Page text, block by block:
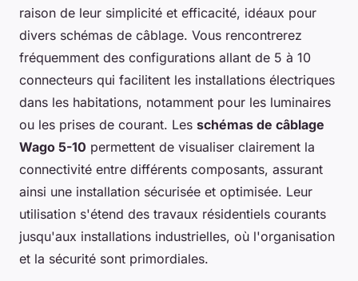
raison de leur simplicité et efficacité, idéaux pour
divers schémas de câblage. Vous rencontrerez
fréquemment des configurations allant de 5 à 10
connecteurs qui facilitent les installations électriques
dans les habitations, notamment pour les luminaires
ou les prises de courant. Les schémas de câblage
Wago 5-10 permettent de visualiser clairement la
connectivité entre différents composants, assurant
ainsi une installation sécurisée et optimisée. Leur
utilisation s'étend des travaux résidentiels courants
jusqu'aux installations industrielles, où l'organisation
et la sécurité sont primordiales.